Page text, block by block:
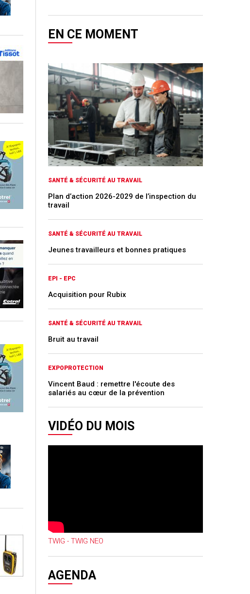
EN CE MOMENT
SANTÉ & SÉCURITÉ AU TRAVAIL
Plan d’action 2026-2029 de l’inspection du
travail
SANTÉ & SÉCURITÉ AU TRAVAIL
Jeunes travailleurs et bonnes pratiques
EPI - EPC
Acquisition pour Rubix
SANTÉ & SÉCURITÉ AU TRAVAIL
Bruit au travail
EXPOPROTECTION
Vincent Baud : remettre l'écoute des
salariés au cœur de la prévention
VIDÉO DU MOIS
TWIG - TWIG NEO
AGENDA